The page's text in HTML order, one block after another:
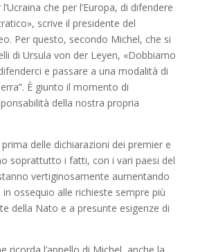
che per l’Europa, di difendere
scrive il presidente del
Per questo, secondo Michel, che si
di Ursula von der Leyen, «Dobbiamo
e passare a una modalità di
È giunto il momento di
della nostra propria
delle dichiarazioni dei premier e
soprattutto i fatti, con i vari paesi del
vertiginosamente aumentando
ossequio alle richieste sempre più
della Nato e a presunte esigenze di